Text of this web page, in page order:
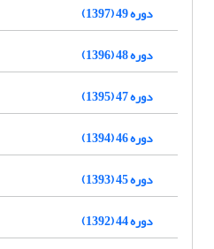
دوره 49 (1397)
دوره 48 (1396)
دوره 47 (1395)
دوره 46 (1394)
دوره 45 (1393)
دوره 44 (1392)